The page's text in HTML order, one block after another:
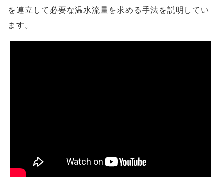
を連立して必要な温水流量を求める手法を説明してい
ます。